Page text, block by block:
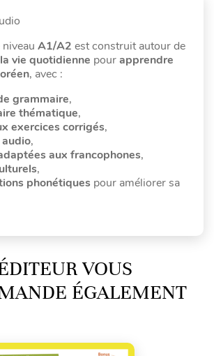
A1/A2 est construit autour de
vie quotidienne pourapprendre
, avec :
grammaire,
thématique,
exercices corrigés,
,
aux francophones,
,
phonétiques pour améliorer sa
VOUS
ÉGALEMENT